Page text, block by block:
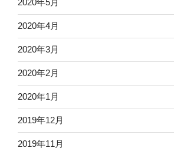
2020年5月
2020年4月
2020年3月
2020年2月
2020年1月
2019年12月
2019年11月